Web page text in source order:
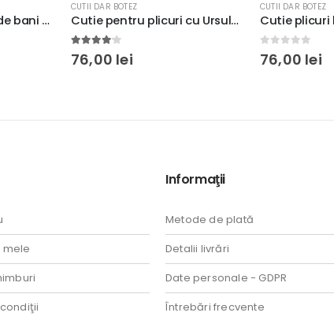
Cutie pentru plicuri cu Ursuleţ şi baloane, fundal verde watercolor, 33x23x23cm, carton fotografic 300g/m²
CUTII DAR BOTEZ
Cutie plicuri bani Unicorn şi Castel pentru botez fetiţe, carton fotografic 300g, 33x23x23cm
out of 5
76,00 lei
CUTII DAR BOTEZ
5.00 out of
76,00 lei
mele
Informaţii
Metode de plată
Detalii livrări
Date personale - GDPR
Întrebări frecvente